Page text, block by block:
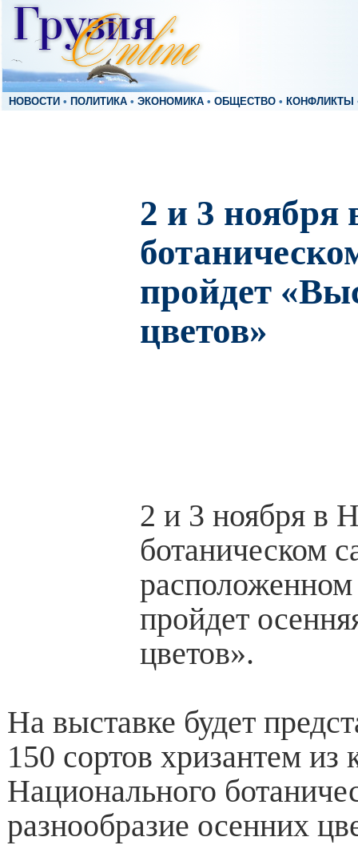
НОВОСТИ • ПОЛИТИКА • ЭКОНОМИКА • ОБЩЕСТВО • КОНФЛИКТЫ
2 и 3 ноября
пройдет
цветов»
2 и 3 ноября в
ботаническом
пройдет
цветов».
На выставке будет
150 сортов хризантем из
Национального
разнообразие осенних